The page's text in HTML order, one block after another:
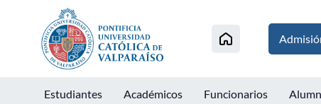
Click acá para ir directamente al contenido
Estudiantes Académicos Funcionarios